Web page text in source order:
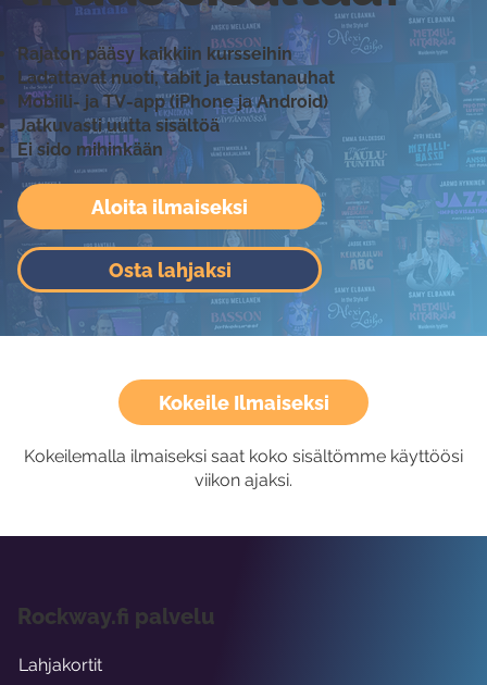
Aloita ilmaiseksi
Osta lahjaksi
Rajaton pääsy kaikkiin kursseihin
Ladattavat nuoti, tabit ja taustanauhat
Mobiili- ja TV-app (iPhone ja Android)
Jatkuvasti uutta sisältöä
Ei sido mihinkään
Kokeile Ilmaiseksi
Kokeilemalla ilmaiseksi saat koko sisältömme käyttöösi
viikon ajaksi.
Rockway.fi palvelu
Lahjakortit